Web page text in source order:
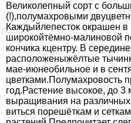
Великолепный сорт с
(!),полумахровыми
Каждыйлепесток окрашен
широкойтёмно-малиновой
кончика кцентру. В
расположеныжёлтые
мае-июнеобильное и в
цветками.Полумахровость
год.Растение высокое, до 3
выращивания на
виться порешёткам и